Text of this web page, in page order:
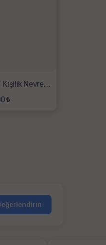
Özdilek Arenga Çift Kişilik Nevresim Takımı Yeşil